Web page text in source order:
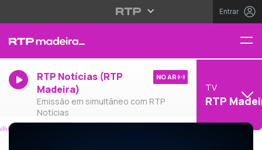
Entrar
RTP Notícias (RTP
Madeira)
Emissão em simultâneo com RTP
Notícias
NO AR
TV
RTP